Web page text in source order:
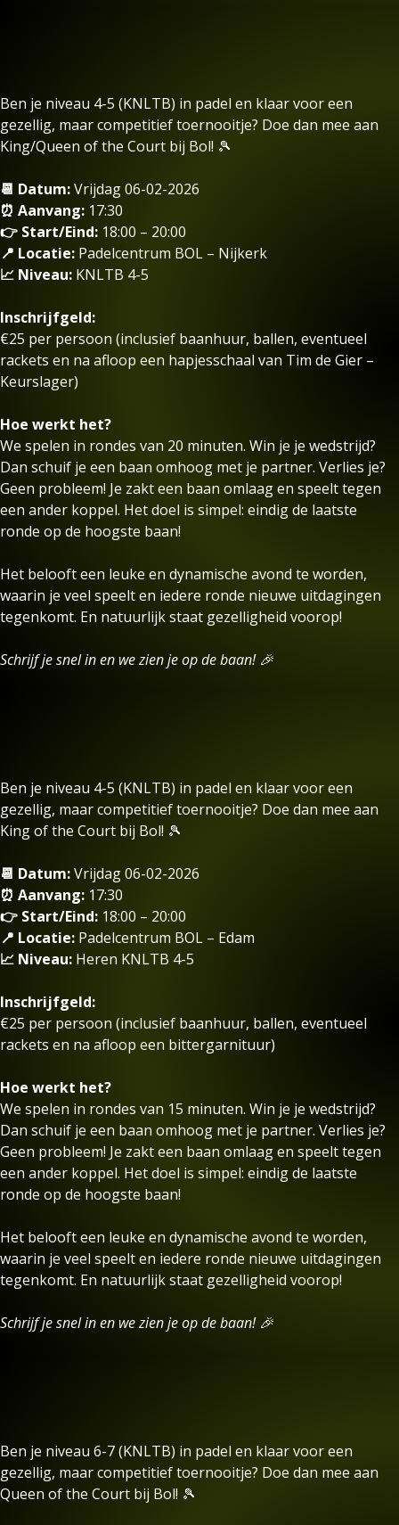
Ben je niveau 4-5 (KNLTB) in padel en klaar voor een
gezellig, maar competitief toernooitje? Doe dan mee aan
King/Queen of the Court bij Bol! 🎾
📆 Datum:Vrijdag 06-02-2026
⏰ Aanvang: 17:30
👉 Start/Eind: 18:00 – 20:00
📍 Locatie: Padelcentrum BOL – Nijkerk
📈 Niveau: KNLTB 4-5
Inschrijfgeld:
€25 per persoon (inclusief baanhuur, ballen, eventueel
rackets en na afloop een hapjesschaal van Tim de Gier –
Keurslager)
Hoe werkt het?
We spelen in rondes van 20 minuten. Win je je wedstrijd?
Dan schuif je een baan omhoog met je partner. Verlies je?
Geen probleem! Je zakt een baan omlaag en speelt tegen
een ander koppel. Het doel is simpel: eindig de laatste
ronde op de hoogste baan!
Het belooft een leuke en dynamische avond te worden,
waarin je veel speelt en iedere ronde nieuwe uitdagingen
tegenkomt. En natuurlijk staat gezelligheid voorop!
Schrijf je snel in en we zien je op de baan! 🎉
Ben je niveau 4-5 (KNLTB) in padel en klaar voor een
gezellig, maar competitief toernooitje? Doe dan mee aan
King of the Court bij Bol! 🎾
📆 Datum:Vrijdag 06-02-2026
⏰ Aanvang: 17:30
👉 Start/Eind: 18:00 – 20:00
📍 Locatie: Padelcentrum BOL – Edam
📈 Niveau: Heren KNLTB 4-5
Inschrijfgeld:
€25 per persoon (inclusief baanhuur, ballen, eventueel
rackets en na afloop een bittergarnituur)
Hoe werkt het?
We spelen in rondes van 15 minuten. Win je je wedstrijd?
Dan schuif je een baan omhoog met je partner. Verlies je?
Geen probleem! Je zakt een baan omlaag en speelt tegen
een ander koppel. Het doel is simpel: eindig de laatste
ronde op de hoogste baan!
Het belooft een leuke en dynamische avond te worden,
waarin je veel speelt en iedere ronde nieuwe uitdagingen
tegenkomt. En natuurlijk staat gezelligheid voorop!
Schrijf je snel in en we zien je op de baan! 🎉
Ben je niveau 6-7 (KNLTB) in padel en klaar voor een
gezellig, maar competitief toernooitje? Doe dan mee aan
Queen of the Court bij Bol! 🎾